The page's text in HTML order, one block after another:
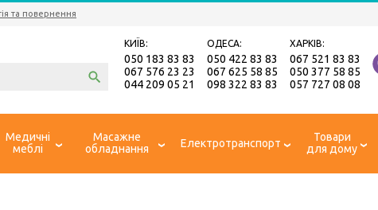
та повернення
КИЇВ:
050 183 83 83
067 576 23 23
044 209 05 21
ОДЕСА:
050 422 83 83
067 625 58 85
098 322 83 83
ХАРКІВ:
067 521 83 83
050 377 58 85
057 727 08 08
Медичні
меблі
Масажне
обладнання
Електротранспорт
Товари
для дому